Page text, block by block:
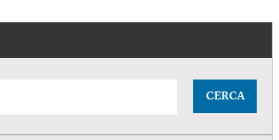
CERCA